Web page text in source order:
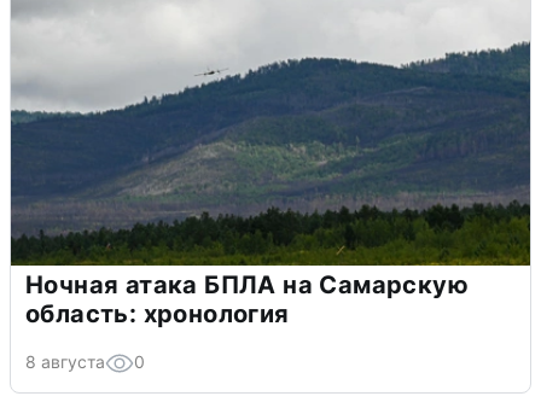
Ночная атака БПЛА на Самарскую
область: хронология
8 августа 0